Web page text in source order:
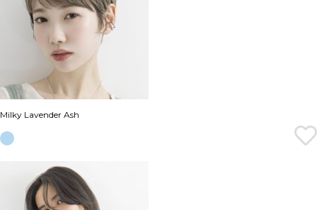
Milky Lavender Ash